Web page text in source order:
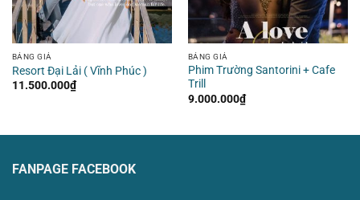
BẢNG GIÁ
Resort Đại Lải ( Vĩnh Phúc )
11.500.000₫
BẢNG GIÁ
Phim Trường Santorini + Cafe
Trill
9.000.000₫
FANPAGE FACEBOOK